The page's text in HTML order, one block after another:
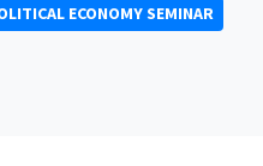
ECONOMY SEMINAR